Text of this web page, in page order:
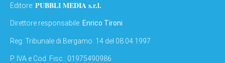
Editore: PUBBLI MEDIA s.r.l.
Direttore responsabile: Enrico Tironi
Reg: Tribunale di Bergamo: 14 del 08.04.1997
P. IVA e Cod. Fisc.: 01975490986